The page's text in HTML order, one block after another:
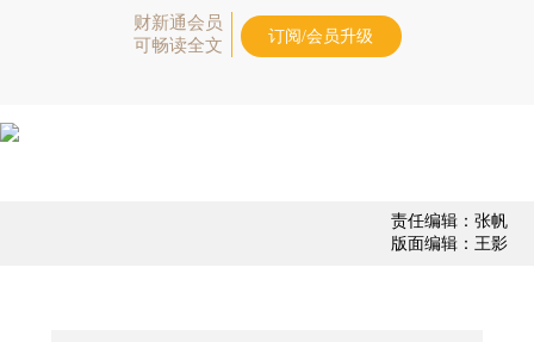
财新通会员
可畅读全文
订阅/会员升级
责任编辑：张帆
版面编辑：王影